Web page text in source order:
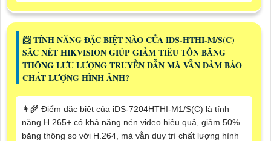
📨 TÍNH NĂNG ĐẶC BIỆT NÀO CỦA IDS-HTHI-M/S(C)
SẮC NÉT HIKVISION GIÚP GIẢM TIÊU TỐN BĂNG
THÔNG LƯU LƯỢNG TRUYỀN DẪN MÀ VẪN ĐẢM BẢO
CHẤT LƯỢNG HÌNH ẢNH?
👩‍🌾 Điểm đặc biệt của iDS-7204HTHI-M1/S(C) là tính
năng H.265+ có khả năng nén video hiệu quả, giảm 50%
băng thông so với H.264, mà vẫn duy trì chất lượng hình